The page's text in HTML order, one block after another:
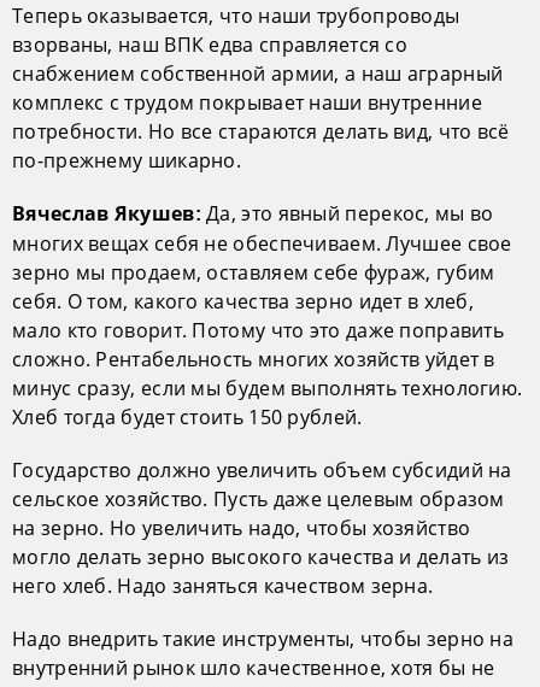
Теперь оказывается, что наши трубопроводы
взорваны, наш ВПК едва справляется со
снабжением собственной армии, а наш аграрный
комплекс с трудом покрывает наши внутренние
потребности. Но все стараются делать вид, что всё
по-прежнему шикарно.
Вячеслав Якушев:Да, это явный перекос, мы во
многих вещах себя не обеспечиваем. Лучшее свое
зерно мы продаем, оставляем себе фураж, губим
себя. О том, какого качества зерно идет в хлеб,
мало кто говорит. Потому что это даже поправить
сложно. Рентабельность многих хозяйств уйдет в
минус сразу, если мы будем выполнять технологию.
Хлеб тогда будет стоить 150 рублей.
Государство должно увеличить объем субсидий на
сельское хозяйство. Пусть даже целевым образом
на зерно. Но увеличить надо, чтобы хозяйство
могло делать зерно высокого качества и делать из
него хлеб. Надо заняться качеством зерна.
Надо внедрить такие инструменты, чтобы зерно на
внутренний рынок шло качественное, хотя бы не